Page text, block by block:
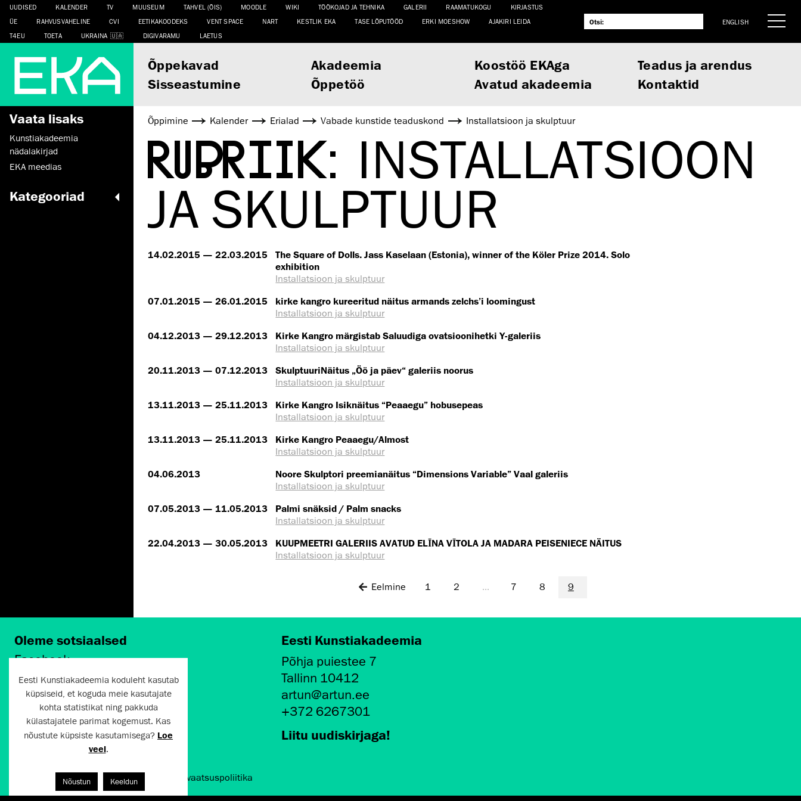
UUDISED KALENDER TV MUUSEUM TAHVEL (ÕIS) MOODLE WIKI TÖÖKOJAD JA TEHNIKA GALERII RAAMATUKOGU
KIRJASTUS
ÜE
RAHVUSVAHELINE CVI EETIKAKOODEKS VENT SPACE NART KESTLIK EKA TASE LÕPUTÖÖD ERKI MOESHOW
AJAKIRI LEIDA
T4EU
TOETA UKRAINA DIGIVARAMU LAETUS
ENGLISH
Õppekavad Akadeemia Koostöö EKAga
Teadus ja arendus
Sisseastumine
Õppetöö Avatud akadeemia Kontaktid
Vaata lisaks
Kunstiakadeemia
nädalakirjad
EKA meedias
Kategooriad
Õppimine Kalender Erialad Vabade kunstide teaduskond Installatsioon ja skulptuur
RUBRIIK: INSTALLATSIOON
JA SKULPTUUR
14.02.2015 — 22.03.2015
The Square of Dolls. Jass Kaselaan (Estonia), winner of the Köler Prize 2014. Solo
exhibition
Installatsioon ja skulptuur
07.01.2015 — 26.01.2015 kirke kangro kureeritud näitus armands zelchs’i loomingust
Installatsioon ja skulptuur
04.12.2013 — 29.12.2013 Kirke Kangro märgistab Saluudiga ovatsioonihetki Y-galeriis
Installatsioon ja skulptuur
20.11.2013 — 07.12.2013 SkulptuuriNäitus „Öö ja päev“ galeriis noorus
Installatsioon ja skulptuur
13.11.2013 — 25.11.2013 Kirke Kangro Isiknäitus “Peaaegu” hobusepeas
Installatsioon ja skulptuur
13.11.2013 — 25.11.2013 Kirke Kangro Peaaegu/Almost
Installatsioon ja skulptuur
04.06.2013 Noore Skulptori preemianäitus “Dimensions Variable” Vaal galeriis
Installatsioon ja skulptuur
07.05.2013 — 11.05.2013 Palmi snäksid / Palm snacks
Installatsioon ja skulptuur
22.04.2013 — 30.05.2013 KUUPMEETRI GALERIIS AVATUD ELĪNA VĪTOLA JA MADARA PEISENIECE NÄITUS
Installatsioon ja skulptuur
Eelmine 1 2 ... 7 8 9
Oleme sotsiaalsed
Facebook
Twitter
LinkedIn
Flickr
Vimeo
YouTube
Eesti Kunstiakadeemia
Põhja puiestee 7
Tallinn 10412
artun@artun.ee
+372 6267301
Liitu uudiskirjaga!
Artun.ee 2024 Kasutustingimused ja privaatsuspoliitika
Eesti Kunstiakadeemia koduleht kasutab
küpsiseid, et koguda meie kasutajate
kohta statistikat ning pakkuda
külastajatele parimat kogemust. Kas
nõustute küpsiste kasutamisega? Loe
veel.
Nõustun Keeldun